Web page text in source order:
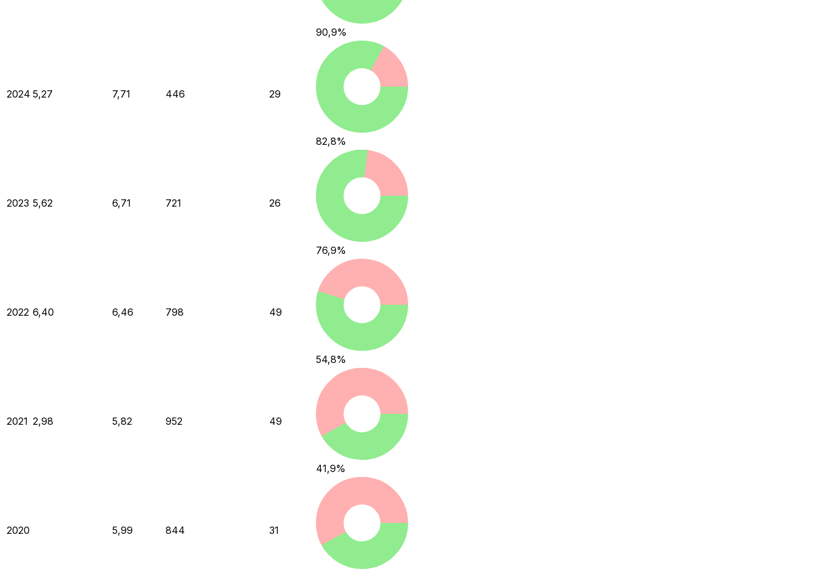
90,9%
2024 5,27 7,71 446 29
82,8%
2023 5,62 6,71 721 26
76,9%
2022 6,40 6,46 798 49
54,8%
2021 2,98 5,82 952 49
41,9%
2020 5,99 844 31